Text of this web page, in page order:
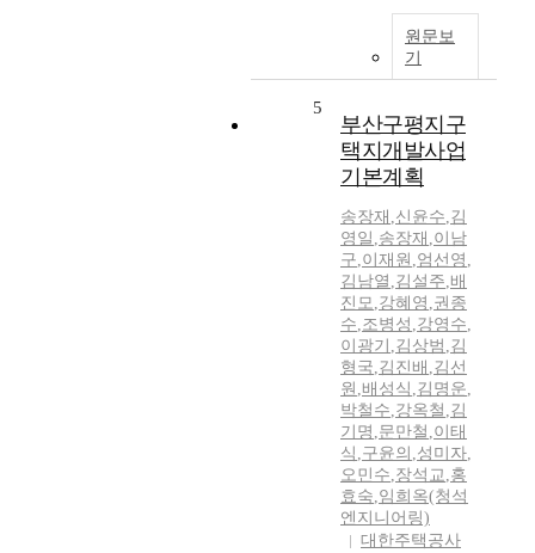
원문보
기
5
부산구평지구
택지개발사업
기본계획
송장재 ,신윤수,김
영일 ,송장재 ,이남
구,이재원 ,엄선영 ,
김남열 ,김설주,배
진모,강혜영 ,권종
수,조병성 ,강영수,
이광기 ,김상범 ,김
형국,김진배 ,김선
원 ,배성식 ,김명운,
박철수,강옥철 ,김
기명 ,문만철 ,이태
식 ,구윤의 ,성미자,
오민수,장석교,홍
효숙,임희옥(청석
엔지니어링)
대한주택공사